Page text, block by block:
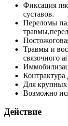
Фиксация
суставов.
Переломы
Травмы и
связочного
Для крупных
Возможно
Действие